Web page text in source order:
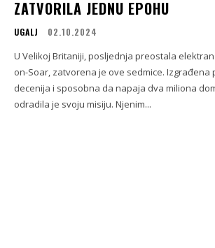
ZATVORILA JEDNU EPOHU
UGALJ 02.10.2024
U Velikoj Britaniji, posljednja preostala
on-Soar, zatvorena je ove sedmice. Izgrađena
decenija i sposobna da napaja dva miliona
odradila je svoju misiju. Njenim...